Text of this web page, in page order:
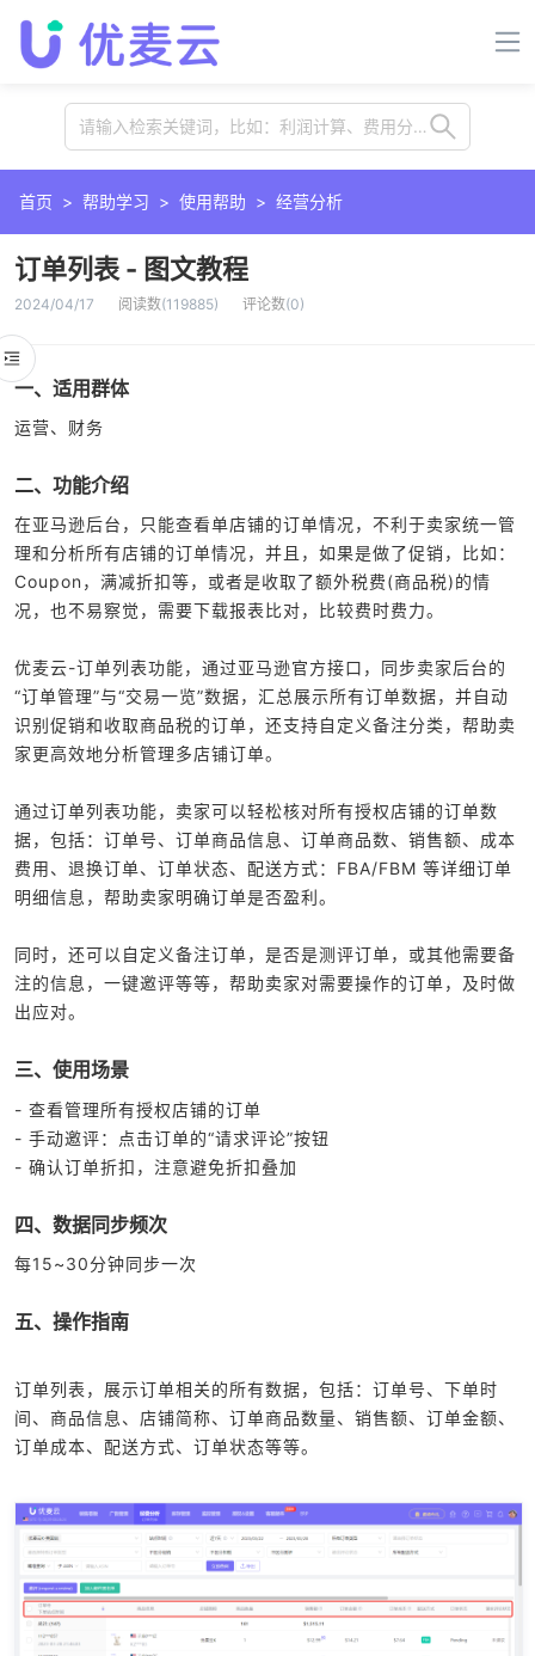
请输入检索关键词，比如：利润计算、费用分摊、插件、卡位等
首页 > 帮助学习 > 使用帮助 > 经营分析
订单列表 - 图文教程
2024/04/17 阅读数(119885) 评论数(0)
一、适用群体
运营、财务
二、功能介绍
在亚马逊后台，只能查看单店铺的订单情况，不利于卖家统一管
理和分析所有店铺的订单情况，并且，如果是做了促销，比如：
Coupon，满减折扣等，或者是收取了额外税费(商品税)的情
况，也不易察觉，需要下载报表比对，比较费时费力。
优麦云-订单列表功能，通过亚马逊官方接口，同步卖家后台的
“订单管理”与“交易一览”数据，汇总展示所有订单数据，并自动
识别促销和收取商品税的订单，还支持自定义备注分类，帮助卖
家更高效地分析管理多店铺订单。
通过订单列表功能，卖家可以轻松核对所有授权店铺的订单数
据，包括：订单号、订单商品信息、订单商品数、销售额、成本
费用、退换订单、订单状态、配送方式：FBA/FBM 等详细订单
明细信息，帮助卖家明确订单是否盈利。
同时，还可以自定义备注订单，是否是测评订单，或其他需要备
注的信息，一键邀评等等，帮助卖家对需要操作的订单，及时做
出应对。
三、使用场景
- 查看管理所有授权店铺的订单
- 手动邀评：点击订单的“请求评论”按钮
- 确认订单折扣，注意避免折扣叠加
四、数据同步频次
每15~30分钟同步一次
五、操作指南
订单列表，展示订单相关的所有数据，包括：订单号、下单时
间、商品信息、店铺简称、订单商品数量、销售额、订单金额、
订单成本、配送方式、订单状态等等。